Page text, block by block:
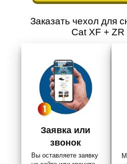
Заказать чехол для
Cat XF + ZR
Заявка или
звонок
Вы оставляете заявку